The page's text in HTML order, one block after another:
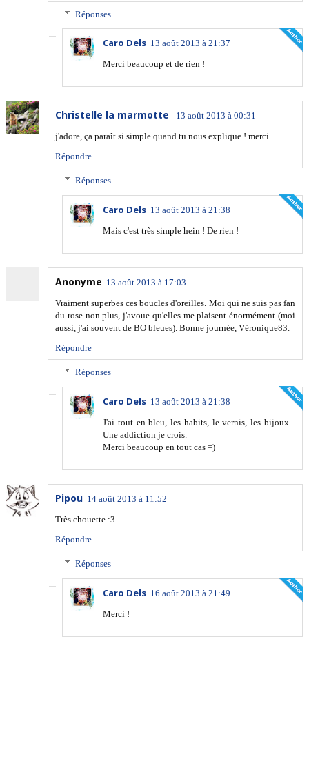
Réponses
Caro Dels 13 août 2013 à 21:37
Merci beaucoup et de rien !
Christelle la marmotte
13 août 2013 à 00:31
j'adore, ça paraît si simple quand tu nous explique ! merci
Répondre
Réponses
Caro Dels 13 août 2013 à 21:38
Mais c'est très simple hein ! De rien !
Anonyme 13 août 2013 à 17:03
Vraiment superbes ces boucles d'oreilles. Moi qui ne suis pas fan
du rose non plus, j'avoue qu'elles me plaisent énormément (moi
aussi, j'ai souvent de BO bleues). Bonne journée, Véronique83.
Répondre
Réponses
Caro Dels 13 août 2013 à 21:38
J'ai tout en bleu, les habits, le vernis, les bijoux...
Une addiction je crois.
Merci beaucoup en tout cas =)
Pipou 14 août 2013 à 11:52
Très chouette :3
Répondre
Réponses
Caro Dels 16 août 2013 à 21:49
Merci !